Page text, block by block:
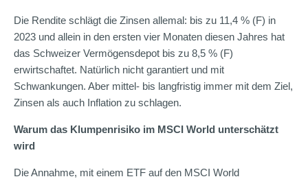
Die Rendite schlägt die Zinsen allemal: bis zu 11,4 % (F) in
2023 und allein in den ersten vier Monaten diesen Jahres hat
das Schweizer Vermögensdepot bis zu 8,5 % (F)
erwirtschaftet. Natürlich nicht garantiert und mit
Schwankungen. Aber mittel- bis langfristig immer mit dem Ziel,
Zinsen als auch Inflation zu schlagen.
Warum das Klumpenrisiko im MSCI World unterschätzt
wird
Die Annahme, mit einem ETF auf den MSCI World